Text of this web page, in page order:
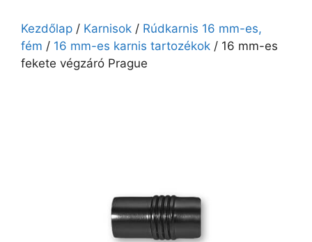
Kezdőlap / Karnisok / Rúdkarnis 16 mm-es,
fém / 16 mm-es karnis tartozékok / 16 mm-es
fekete végzáró Prague